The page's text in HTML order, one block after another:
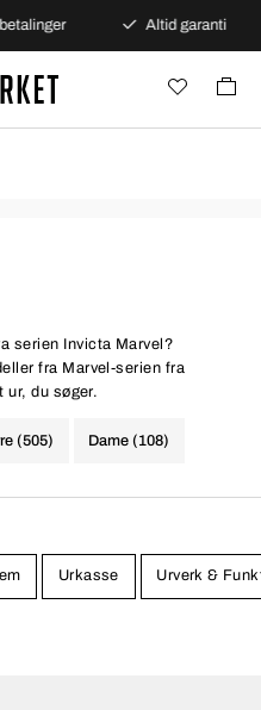
Altid garanti
serien Invicta Marvel?
fra Marvel-serien fra
ur, du søger.
(505) Dame (108)
Urkasse Urverk &